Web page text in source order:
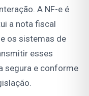
A NF-e é
a nota fiscal
os sistemas de
esses
segura e conforme